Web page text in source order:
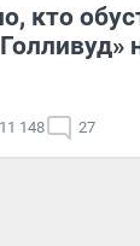
кто
11 148 27